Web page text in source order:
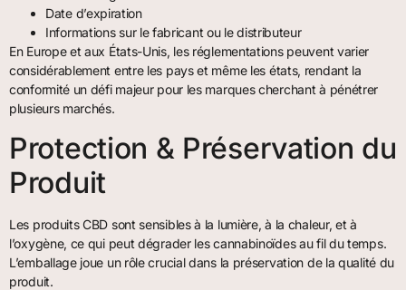
Date d’expiration
Informations sur le fabricant ou le distributeur
En Europe et aux États-Unis, les réglementations peuvent varier
considérablement entre les pays et même les états, rendant la
conformité un défi majeur pour les marques cherchant à pénétrer
plusieurs marchés.
Protection & Préservation du
Produit
Les produits CBD sont sensibles à la lumière, à la chaleur, et à
l’oxygène, ce qui peut dégrader les cannabinoïdes au fil du temps.
L’emballage joue un rôle crucial dans la préservation de la qualité du
produit.